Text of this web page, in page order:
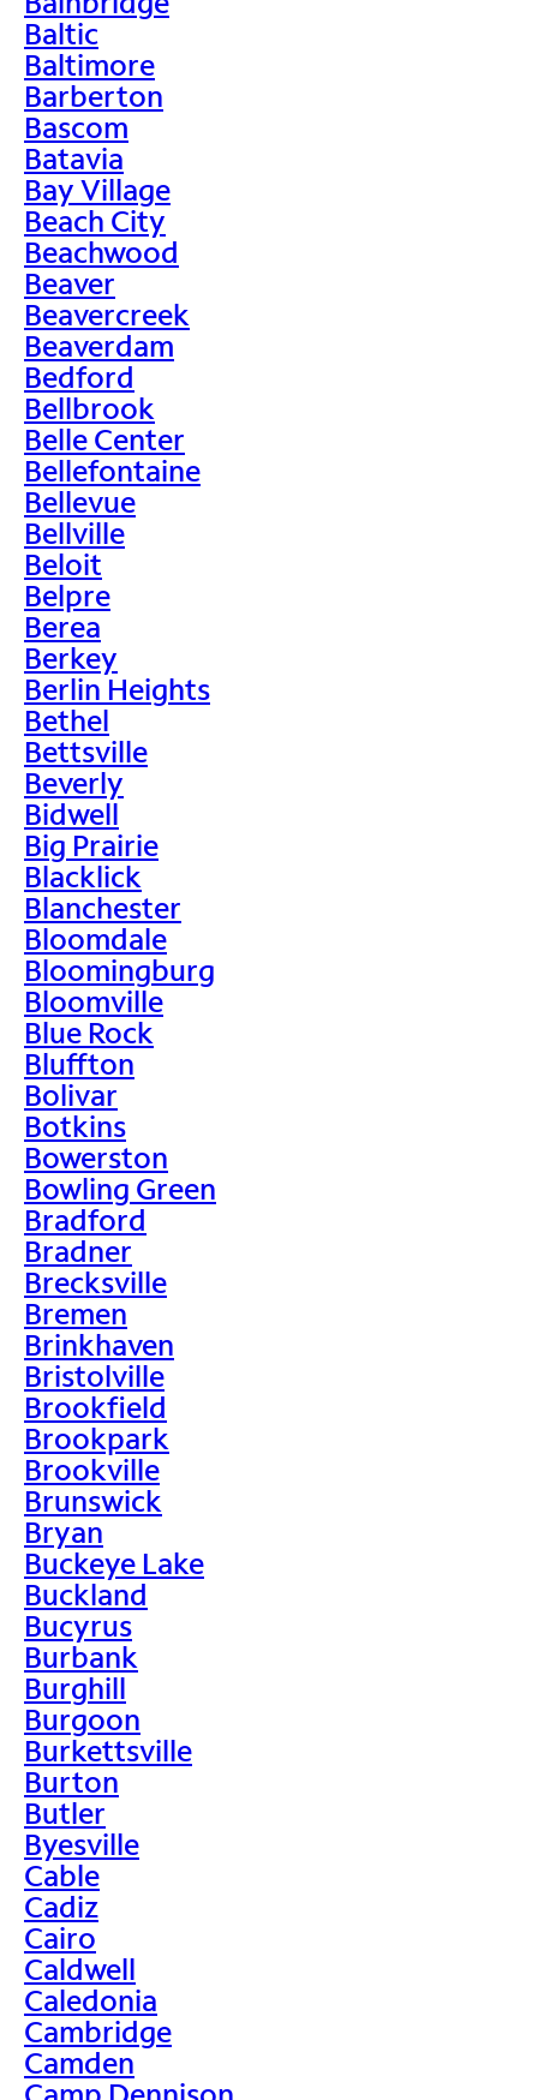
Baltic
Baltimore
Barberton
Bascom
Batavia
Bay Village
Beach City
Beachwood
Beaver
Beavercreek
Beaverdam
Bedford
Bellbrook
Belle Center
Bellefontaine
Bellevue
Bellville
Beloit
Belpre
Berea
Berkey
Berlin Heights
Bethel
Bettsville
Beverly
Bidwell
Big Prairie
Blacklick
Blanchester
Bloomdale
Bloomingburg
Bloomville
Blue Rock
Bluffton
Bolivar
Botkins
Bowerston
Bowling Green
Bradford
Bradner
Brecksville
Bremen
Brinkhaven
Bristolville
Brookfield
Brookpark
Brookville
Brunswick
Bryan
Buckeye Lake
Buckland
Bucyrus
Burbank
Burghill
Burgoon
Burkettsville
Burton
Butler
Byesville
Cable
Cadiz
Cairo
Caldwell
Caledonia
Cambridge
Camden